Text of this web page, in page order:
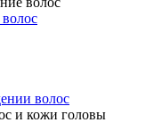
волос
и кожи головы